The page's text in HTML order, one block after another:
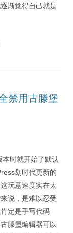
渐觉得自己就是
禁用古滕堡
时就开始了默认
划时代更新的
玩意速度实在太
说，是难以忍受
定是手写代码
滕堡编辑器可以